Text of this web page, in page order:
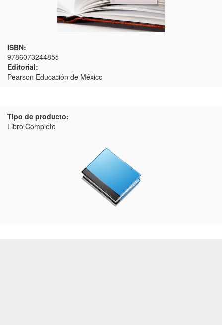
ISBN:
9786073244855
Editorial:
Pearson Educación de México
Tipo de producto:
Libro Completo